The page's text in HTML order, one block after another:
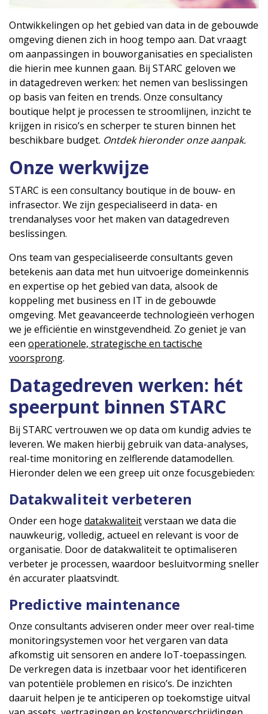
Ontwikkelingen op het gebied van data in de gebouwde
omgeving dienen zich in hoog tempo aan. Dat vraagt
om aanpassingen in bouworganisaties en specialisten
die hierin mee kunnen gaan. Bij STARC geloven we
in datagedreven werken: het nemen van beslissingen
op basis van feiten en trends. Onze consultancy
boutique helpt je processen te stroomlijnen, inzicht te
krijgen in risico’s en scherper te sturen binnen het
beschikbare budget. Ontdek hieronder onze aanpak.
Onze werkwijze
STARC is een consultancy boutique in de bouw- en
infrasector. We zijn gespecialiseerd in data- en
trendanalyses voor het maken van datagedreven
beslissingen.
Ons team van gespecialiseerde consultants geven
betekenis aan data met hun uitvoerige domeinkennis
en expertise op het gebied van data, alsook de
koppeling met business en IT in de gebouwde
omgeving. Met geavanceerde technologieën verhogen
we je efficiëntie en winstgevendheid. Zo geniet je van
een operationele, strategische en tactische
voorsprong.
Datagedreven werken: hét
speerpunt binnen STARC
Bij STARC vertrouwen we op data om kundig advies te
leveren. We maken hierbij gebruik van data-analyses,
real-time monitoring en zelflerende datamodellen.
Hieronder delen we een greep uit onze focusgebieden:
Datakwaliteit verbeteren
Onder een hoge datakwaliteitverstaan we data die
nauwkeurig, volledig, actueel en relevant is voor de
organisatie. Door de datakwaliteit te optimaliseren
verbeter je processen, waardoor besluitvorming sneller
én accurater plaatsvindt.
Predictive maintenance
Onze consultants adviseren onder meer over real-time
monitoringsystemen voor het vergaren van data
afkomstig uit sensoren en andere IoT-toepassingen.
De verkregen data is inzetbaar voor het identificeren
van potentiële problemen en risico’s. De inzichten
daaruit helpen je te anticiperen op toekomstige uitval